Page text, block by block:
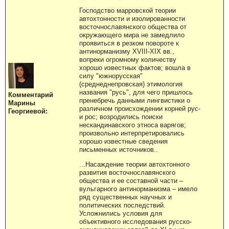
Комментарий
Марины
Георгиевой:
Господство марровской теории
автохтонности и изолированности
восточнославянского общества от
окружающего мира не замедлило
проявиться в резком повороте к
антинорманизму XVIII-XIX вв.,
вопреки огромному количеству
хорошо известных фактов; вошла в
силу "южнорусская"
(среднеднепровская) этимология
названия "русь", для чего пришлось
пренебречь данными лингвистики о
различном происхождении корней рус-
и рос; возродились поиски
нескандинавского этноса варягов;
произвольно интерпретировались
хорошо известные сведения
письменных источников..
...Насаждение теории автохтонного
развития восточнославянского
общества и ее составной части –
вульгарного антинорманизма – имело
ряд существенных научных и
политических последствий.
Усложнились условия для
объективного исследования русско-